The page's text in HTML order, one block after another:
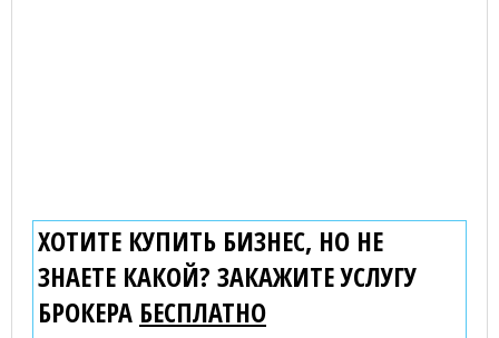
ХОТИТЕ КУПИТЬ БИЗНЕС, НО НЕ
ЗНАЕТЕ КАКОЙ? ЗАКАЖИТЕ УСЛУГУ
БРОКЕРА БЕСПЛАТНО